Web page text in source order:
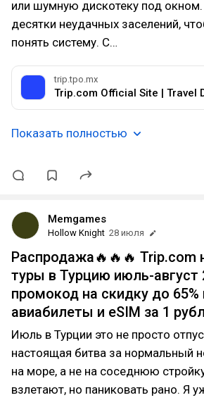
или шумную дискотеку под
десятки неудачных заселений,
понять систему. С…
trip.tpo.mx
Показать полностью
Memgames
Hollow Knight 28 июля
Распродажа🔥🔥🔥 Trip.com
туры в Турцию июль-август
промокод на скидку до 65%
авиабилеты и eSIM за 1
Июль в Турции это не просто
настоящая битва за нормальный
на море, а не на соседнюю
взлетают, но паниковать рано. Я